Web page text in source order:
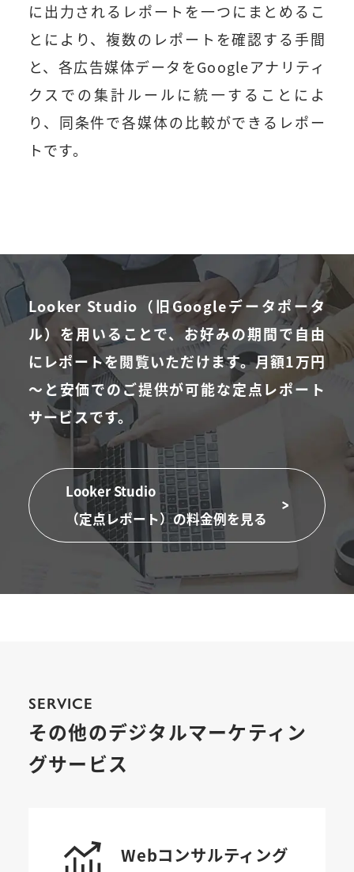
に出力されるレポートを一つにまとめるこ
とにより、複数のレポートを確認する手間
と、各広告媒体データをGoogleアナリティ
クスでの集計ルールに統一することによ
り、同条件で各媒体の比較ができるレポー
トです。
Looker Studio（旧Googleデータポータ
ル）を用いることで、お好みの期間で自由
にレポートを閲覧いただけます。月額1万円
～と安価でのご提供が可能な定点レポート
サービスです。
Looker Studio
（定点レポート）の料金例を見る
SERVICE
その他のデジタルマーケティン
グサービス
Webコンサルティング